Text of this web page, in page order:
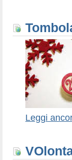
Leggi